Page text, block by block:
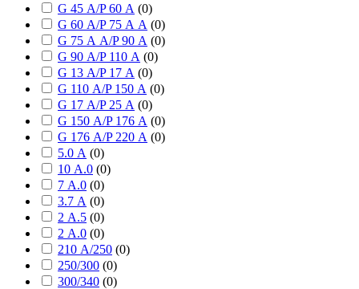
G 45 А/P 60 А (0)
G 60 А/P 75 А А (0)
G 75 А А/P 90 А (0)
G 90 А/P 110 А (0)
G 13 А/P 17 А (0)
G 110 А/P 150 А (0)
G 17 А/P 25 А (0)
G 150 А/P 176 А (0)
G 176 А/P 220 А (0)
5.0 А (0)
10 А.0 (0)
7 А.0 (0)
3.7 А (0)
2 А.5 (0)
2 А.0 (0)
210 А/250 (0)
250/300 (0)
300/340 (0)